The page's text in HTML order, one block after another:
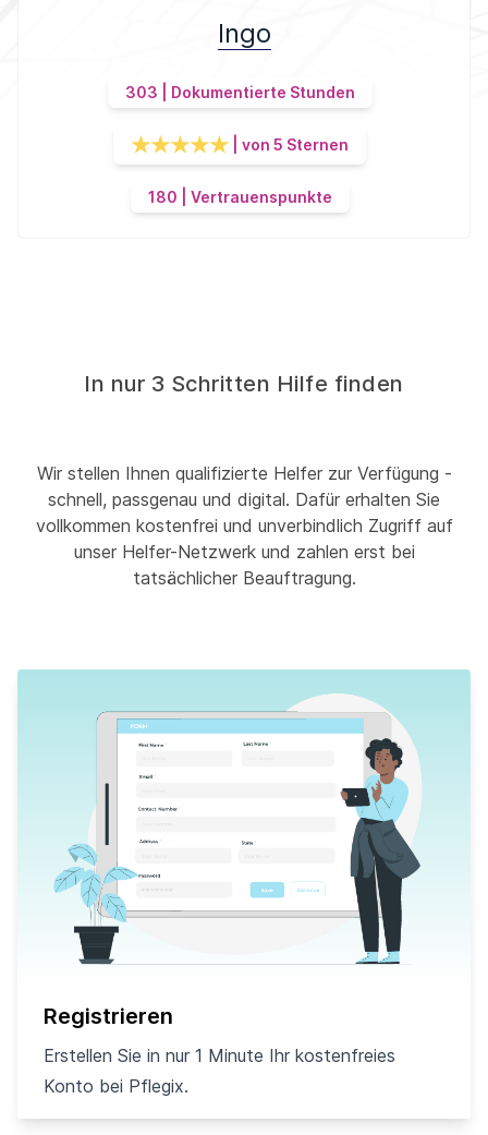
Ingo
303 | Dokumentierte Stunden
| von 5 Sternen
180 | Vertrauenspunkte
In nur 3 Schritten Hilfe finden
Wir stellen Ihnen qualifizierte Helfer zur Verfügung -
schnell, passgenau und digital. Dafür erhalten Sie
vollkommen kostenfrei und unverbindlich Zugriff auf
unser Helfer-Netzwerk und zahlen erst bei
tatsächlicher Beauftragung.
Registrieren
Erstellen Sie in nur 1 Minute Ihr kostenfreies
Konto bei Pflegix.